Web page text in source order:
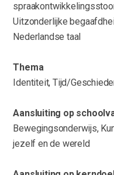
Uitzonderlijke
Nederlandse taal
Thema
Identiteit, Tijd/
Aansluiting op
Bewegingsonderwijs,
jezelf en de wereld